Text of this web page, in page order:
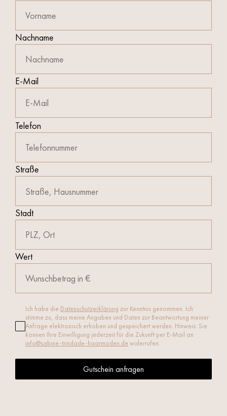
Nachname
E-Mail
Bitte
dieses
Feld
leer.
Telefon
Straße
Stadt
Wert
Ich habe die Datenschutzerklärung zur Kenntnis genommen. Ich
stimme zu, dass meine Angaben und Daten zur Beantwortung meiner
Anfrage elektronisch erhoben und gespeichert werden. Hinweis: Sie
können Ihre Einwilligung jederzeit für die Zukunft per E-Mail an
info@sabine-trindade-haarmoden.de widerrufen.